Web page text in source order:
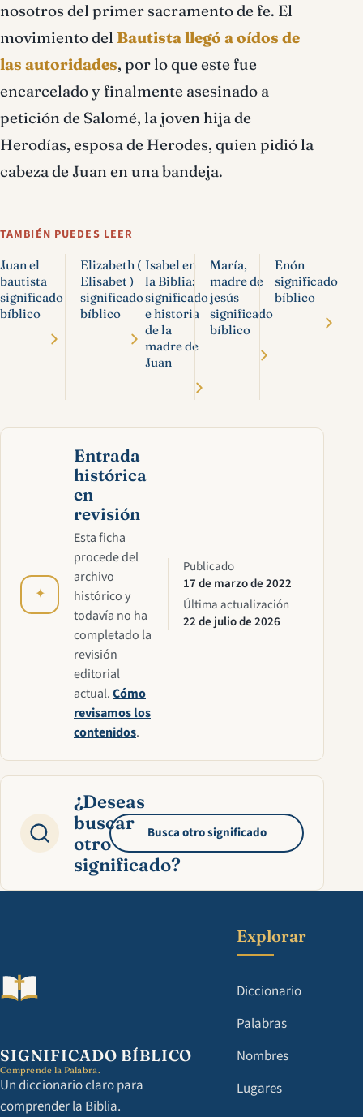
nosotros del primer sacramento de fe. El
movimiento del Bautista llegó a oídos de
las autoridades, por lo que este fue
encarcelado y finalmente asesinado a
petición de Salomé, la joven hija de
Herodías, esposa de Herodes, quien pidió la
cabeza de Juan en una bandeja.
TAMBIÉN PUEDES LEER
Juan el
bautista
significado
bíblico
Elizabeth (
Elisabet )
significado
bíblico
Isabel en
la Biblia:
significado
e historia
de la
madre de
Juan
María,
madre de
jesús
significado
bíblico
Enón
significado
bíblico
✦
Entrada
histórica
en
revisión
Esta ficha
procede del
archivo
histórico y
todavía no ha
completado la
revisión
editorial
actual.Cómo
revisamos los
contenidos.
Publicado
17 de marzo de 2022
Última actualización
22 de julio de 2026
¿Deseas
buscar
otro
significado?
Busca otro significado
SIGNIFICADO BÍBLICO
Comprende la Palabra.
Un diccionario claro para
comprender la Biblia.
Explorar
Diccionario
Palabras
Nombres
Lugares